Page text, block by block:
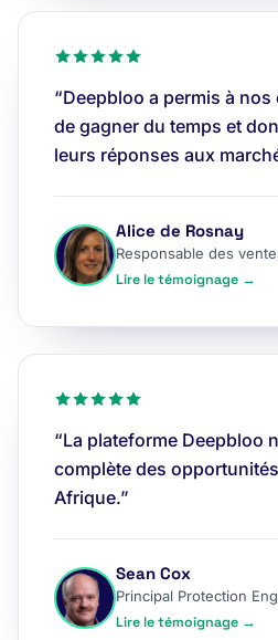
“Deepbloo a permis à
de gagner du temps et
leurs réponses aux
Alice de Rosnay
Lire le témoignage →
“La plateforme Deepbloo
complète des
Afrique.”
Sean Cox
Principal Protection
Lire le témoignage →